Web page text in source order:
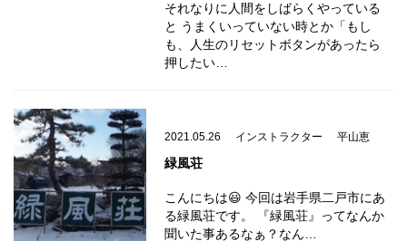
それなりに人間をしばらくやっている
と うまくいっていない時とか「もし
も、人生のリセットボタンがあったら
押したい…
2021.05.26 インストラクター 平山恵
緑風荘
こんにちは😃 今回は岩手県二戸市にあ
る緑風荘です。 『緑風荘』ってなんか
聞いた事あるなぁ？なん…